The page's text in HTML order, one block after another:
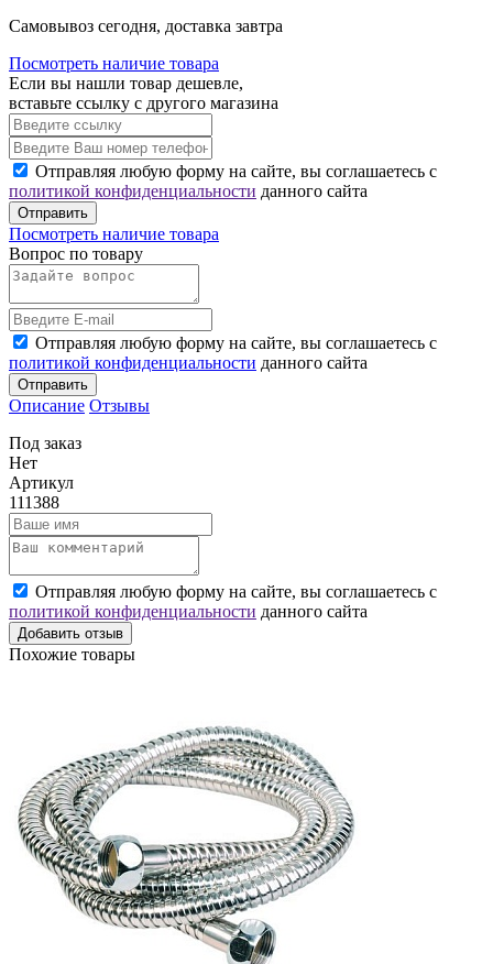
Cамовывоз сегодня, доставка завтра
Посмотреть наличие товара
Если вы нашли товар дешевле,
вставьте ссылку с другого магазина
Отправляя любую форму на сайте, вы соглашаетесь с
политикой конфиденциальности данного сайта
Отправить
Посмотреть наличие товара
Вопрос по товару
Отправляя любую форму на сайте, вы соглашаетесь с
политикой конфиденциальности данного сайта
Отправить
Описание Отзывы
Под заказ
Нет
Артикул
111388
Отправляя любую форму на сайте, вы соглашаетесь с
политикой конфиденциальности данного сайта
Добавить отзыв
Похожие товары